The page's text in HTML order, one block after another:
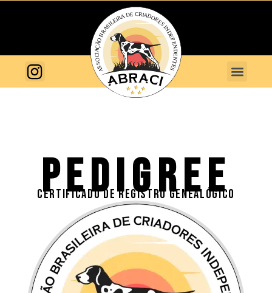
PEDIGREE
CERTIFICADO DE REGISTRO GENEALÓGICO